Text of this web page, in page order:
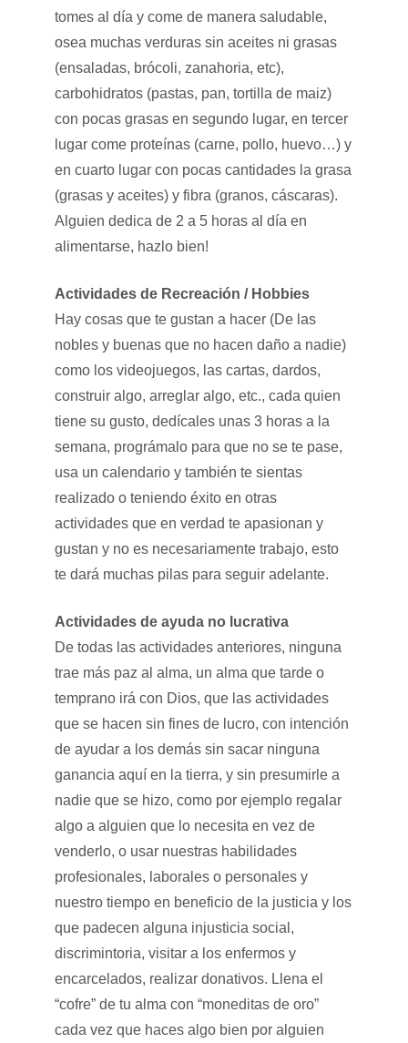
tomes al día y come de manera saludable,
osea muchas verduras sin aceites ni grasas
(ensaladas, brócoli, zanahoria, etc),
carbohidratos (pastas, pan, tortilla de maiz)
con pocas grasas en segundo lugar, en tercer
lugar come proteínas (carne, pollo, huevo…) y
en cuarto lugar con pocas cantidades la grasa
(grasas y aceites) y fibra (granos, cáscaras).
Alguien dedica de 2 a 5 horas al día en
alimentarse, hazlo bien!
Actividades de Recreación / Hobbies
Hay cosas que te gustan a hacer (De las
nobles y buenas que no hacen daño a nadie)
como los videojuegos, las cartas, dardos,
construir algo, arreglar algo, etc., cada quien
tiene su gusto, dedícales unas 3 horas a la
semana, prográmalo para que no se te pase,
usa un calendario y también te sientas
realizado o teniendo éxito en otras
actividades que en verdad te apasionan y
gustan y no es necesariamente trabajo, esto
te dará muchas pilas para seguir adelante.
Actividades de ayuda no lucrativa
De todas las actividades anteriores, ninguna
trae más paz al alma, un alma que tarde o
temprano irá con Dios, que las actividades
que se hacen sin fines de lucro, con intención
de ayudar a los demás sin sacar ninguna
ganancia aquí en la tierra, y sin presumirle a
nadie que se hizo, como por ejemplo regalar
algo a alguien que lo necesita en vez de
venderlo, o usar nuestras habilidades
profesionales, laborales o personales y
nuestro tiempo en beneficio de la justicia y los
que padecen alguna injusticia social,
discrimintoria, visitar a los enfermos y
encarcelados, realizar donativos. Llena el
“cofre” de tu alma con “moneditas de oro”
cada vez que haces algo bien por alguien